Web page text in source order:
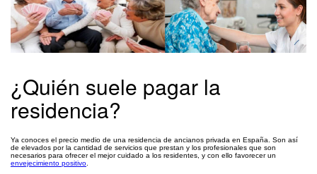
¿Quién suele pagar la
residencia?
Ya conoces el precio medio de una residencia de ancianos privada en España. Son así
de elevados por la cantidad de servicios que prestan y los profesionales que son
necesarios para ofrecer el mejor cuidado a los residentes, y con ello favorecer un
envejecimiento positivo.